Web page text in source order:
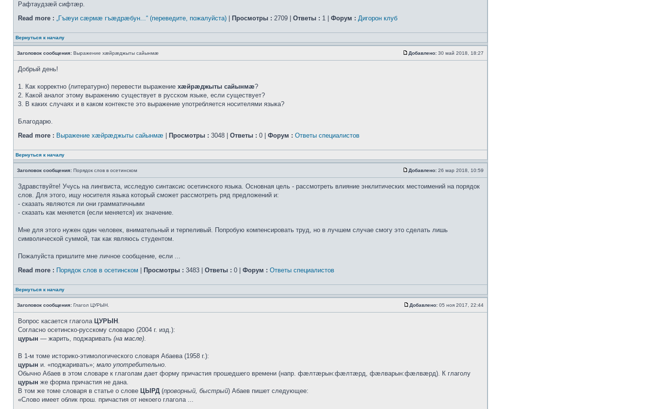
Рафтаудзæй сифтæр.
Read more : „Гъæуи сæрмæ гъæдрæбун...“ (переведите, пожалуйста) Просмотры : 2709 | Ответы : 1 | Форум : Дигорон клуб
Вернуться к началу
Заголовок сообщения: Выражение хæйрæджыты сайынмæ Добавлено: 30 май 2018, 18:27
Добрый день!
1. Как корректно (литературно) перевести выражение хæйрæджыты сайынмæ?
2. Какой аналог этому выражению существует в русском языке, если существует?
3. В каких случаях и в каком контексте это выражение употребляется носителями языка?
Благодарю.
Read more : Выражение хæйрæджыты сайынмæ Просмотры : 3048 | Ответы : 0 | Форум : Ответы специалистов
Вернуться к началу
Заголовок сообщения: Порядок слов в осетинском Добавлено: 26 мар 2018, 10:59
Здравствуйте! Учусь на лингвиста, исследую синтаксис осетинского языка. Основная цель - рассмотреть влияние энклитических местоимений на порядок
слов. Для этого, ищу носителя языка который сможет рассмотреть ряд предложений и:
- сказать являются ли они грамматичными
- сказать как меняется (если меняется) их значение.
Мне для этого нужен один человек, внимательный и терпеливый. Попробую компенсировать труд, но в лучшем случае смогу это сделать лишь
символической суммой, так как являюсь студентом.
Пожалуйста пришлите мне личное сообщение, если ...
Read more : Порядок слов в осетинском Просмотры : 3483 | Ответы : 0 | Форум : Ответы специалистов
Вернуться к началу
Заголовок сообщения: Глагол ЦУРЫН. Добавлено: 05 ноя 2017, 22:44
Вопрос касается глагола ЦУРЫН .
Согласно осетинско-русскому словарю (2004 г. изд.):
цурын — жарить, поджаривать (на масле).
В 1-м томе историко-этимологического словаря Абаева (1958 г.):
цурын и. «поджаривать»; мало употребительно.
Обычно Абаев в этом словаре к глаголам дает форму причастия прошедшего времени (напр. фæлтæрын:фæлтæрд, фæлварын:фæлвæрд). К глаголу
цурын же форма причастия не дана.
В том же томе словаря в статье о слове ЦЫРД (проворный, быстрый) Абаев пишет следующее:
«Слово имеет облик прош. причастия от некоего глагола ...